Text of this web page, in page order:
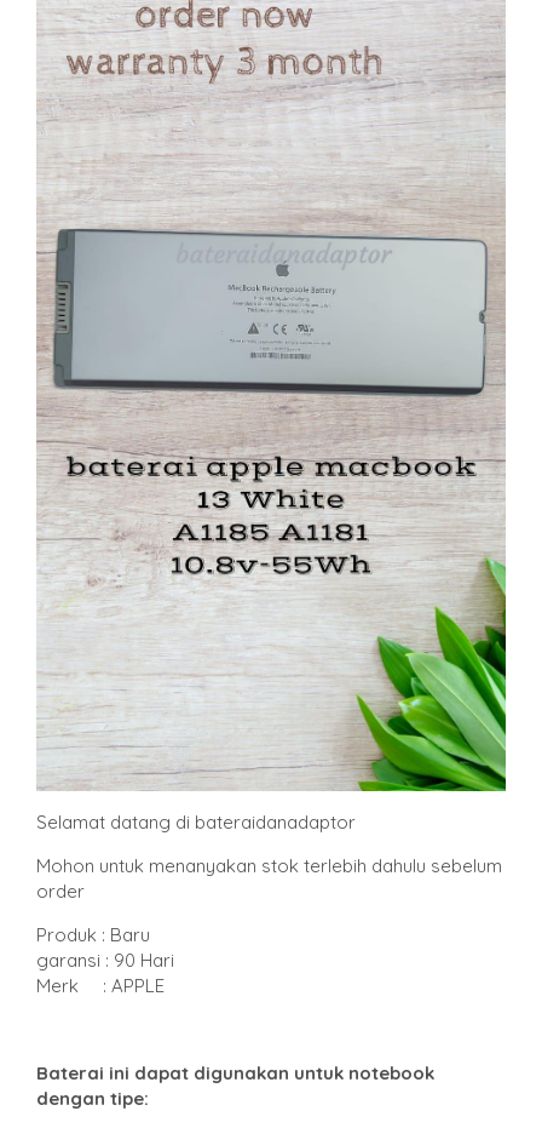
Selamat datang di bateraidanadaptor
Mohon untuk menanyakan stok terlebih dahulu sebelum
order
Produk : Baru
garansi : 90 Hari
Merk : APPLE
Baterai ini dapat digunakan untuk notebook
dengan tipe: